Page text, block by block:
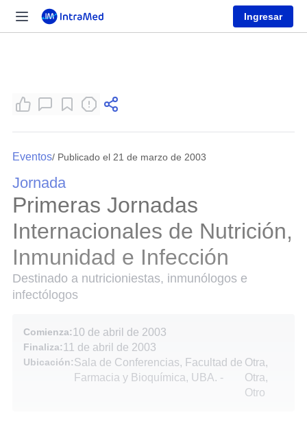
Ingresar
Eventos/ Publicado el 21 de marzo de 2003
Jornada
Primeras Jornadas
Internacionales de Nutrición,
Inmunidad e Infección
Destinado a nutricioniestas, inmunólogos e
infectólogos
Comienza: 10 de abril de 2003
Finaliza: 11 de abril de 2003
Ubicación:Sala de Conferencias, Facultad de
Farmacia y Bioquímica, UBA. -
Otra,
Otra,
Otro